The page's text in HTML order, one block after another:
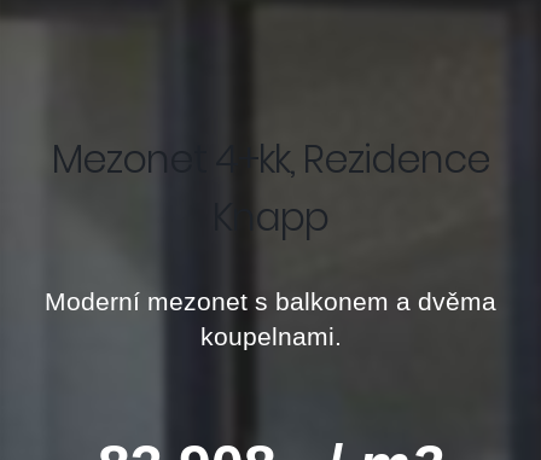
Mezonet 4+kk, Rezidence
Knapp
Moderní mezonet s balkonem a dvěma
koupelnami.